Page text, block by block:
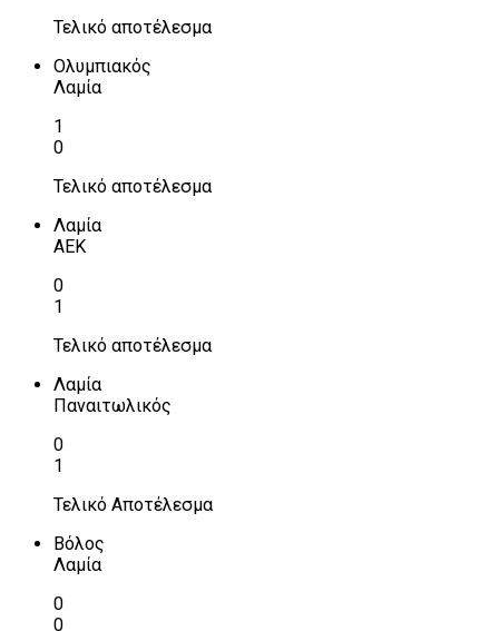
Τελικό αποτέλεσμα
Ολυμπιακός
Λαμία
1
0
Τελικό αποτέλεσμα
Λαμία
ΑΕΚ
0
1
Τελικό αποτέλεσμα
Λαμία
Παναιτωλικός
0
1
Τελικό Αποτέλεσμα
Βόλος
Λαμία
0
0